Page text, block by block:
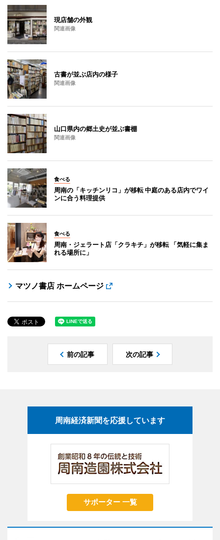
現店舗の外観
関連画像
古書が並ぶ店内の様子
関連画像
山口県内の郷土史が並ぶ書棚
関連画像
食べる
周南の「キッチンリコ」が移転 中庭のある店内でワイ
ンに合う料理提供
食べる
周南・ジェラート店「クラキチ」が移転 「気軽に集ま
れる場所に」
マツノ書店 ホームページ
前の記事 次の記事
周南経済新聞を応援しています
サポーター 一覧